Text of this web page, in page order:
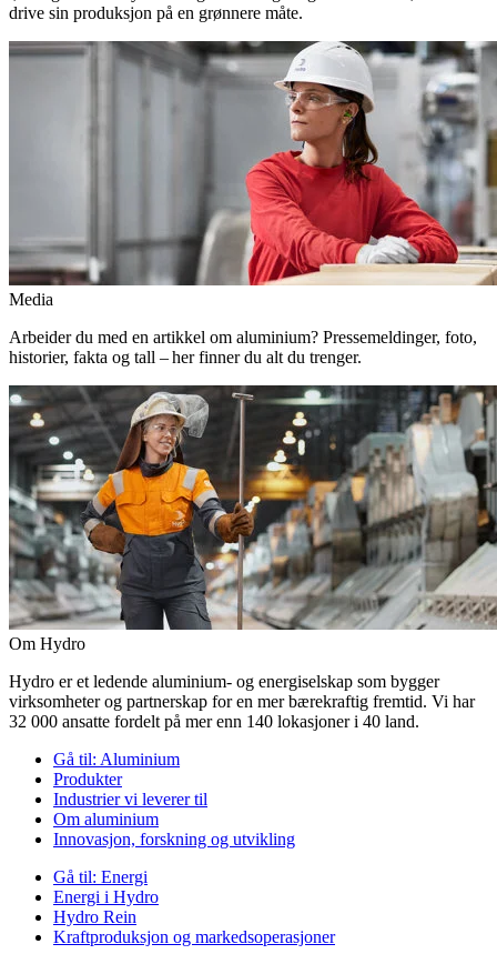
drive sin produksjon på en grønnere måte.
Media
Arbeider du med en artikkel om aluminium? Pressemeldinger, foto,
historier, fakta og tall – her finner du alt du trenger.
Om Hydro
Hydro er et ledende aluminium- og energiselskap som bygger
virksomheter og partnerskap for en mer bærekraftig fremtid. Vi har
32 000 ansatte fordelt på mer enn 140 lokasjoner i 40 land.
Gå til: Aluminium
Produkter
Industrier vi leverer til
Om aluminium
Innovasjon, forskning og utvikling
Gå til: Energi
Energi i Hydro
Hydro Rein
Kraftproduksjon og markedsoperasjoner